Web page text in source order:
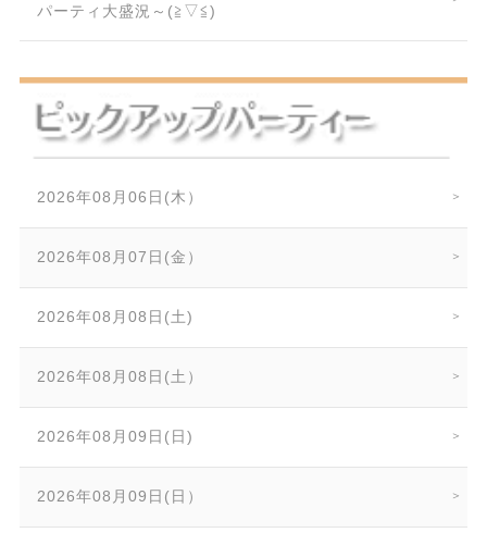
パーティ大盛況～(≧▽≦)
2026年08月06日(木）
2026年08月07日(金）
2026年08月08日(土)
2026年08月08日(土）
2026年08月09日(日)
2026年08月09日(日）